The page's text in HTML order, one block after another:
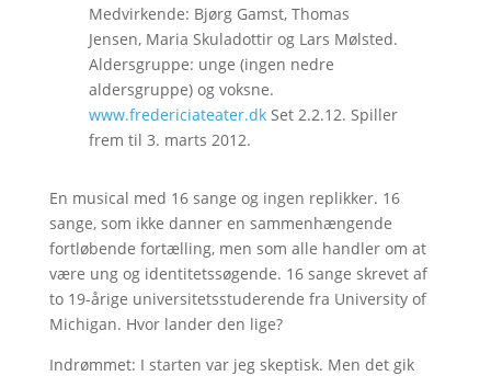
Medvirkende: Bjørg Gamst, Thomas
Jensen, Maria Skuladottir og Lars Mølsted.
Aldersgruppe: unge (ingen nedre
aldersgruppe) og voksne.
www.fredericiateater.dkSet 2.2.12. Spiller
frem til 3. marts 2012.
En musical med 16 sange og ingen replikker. 16
sange, som ikke danner en sammenhængende
fortløbende fortælling, men som alle handler om at
være ung og identitetssøgende. 16 sange skrevet af
to 19-årige universitetsstuderende fra University of
Michigan. Hvor lander den lige?
Indrømmet: I starten var jeg skeptisk. Men det gik